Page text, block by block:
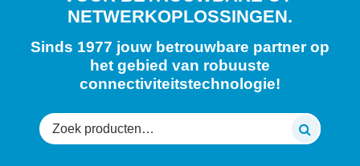
NETWERKOPLOSSINGEN.
Sinds 1977 jouw betrouwbare partner op
het gebied van robuuste
connectiviteitstechnologie!
Zoeken
naar: